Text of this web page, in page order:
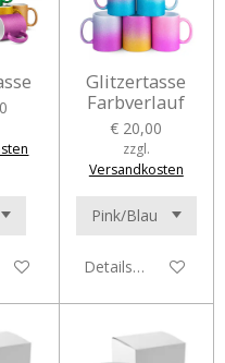
Glitzertasse
Farbverlauf
€ 20,00
zzgl.
Versandkosten
Details anzeigen